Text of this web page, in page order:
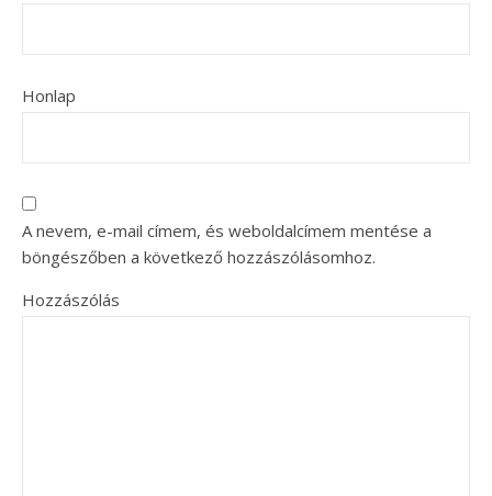
Honlap
A nevem, e-mail címem, és weboldalcímem mentése a
böngészőben a következő hozzászólásomhoz.
Hozzászólás